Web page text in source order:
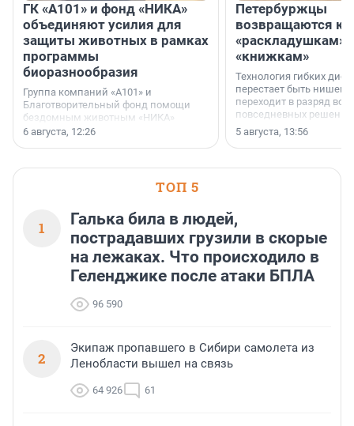
ГК «А101» и фонд «НИКА»
объединяют усилия для
защиты животных в рамках
программы
биоразнообразия
Группа компаний «А101» и
Благотворительный фонд помощи
бездомным животным «НИКА»
заключили соглашение о
6 августа, 12:26
Петербуржцы
возвращаются к
«раскладушкам»
«книжкам»
Технология гибких
перестает быть
переходит в разряд
повседневных
5 августа, 13:56
ТОП 5
1
Галька била в людей,
пострадавших грузили в скорые
на лежаках. Что происходило в
Геленджике после атаки БПЛА
96 590
2
Экипаж пропавшего в Сибири самолета из
Ленобласти вышел на связь
64 926 61